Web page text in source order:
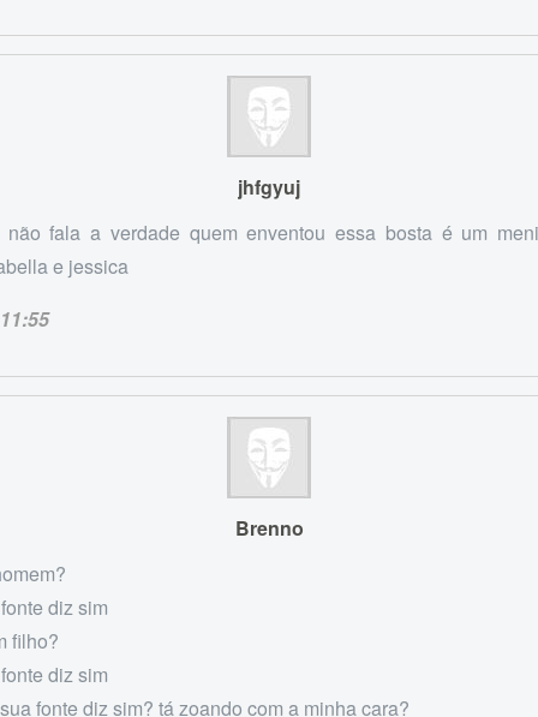
jhfgyuj
não fala a verdade quem enventou essa bosta é um
e jessica
11:55
Brenno
diz sim
filho?
diz sim
fonte diz sim? tá zoando com a minha cara?